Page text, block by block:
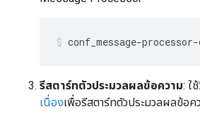
conf_message-
รีสตาร์ทตัวประมวลผลข้อความ: ใช้
เนื่องเพื่อรีสตาร์ทตัวประมวลผลข้อค